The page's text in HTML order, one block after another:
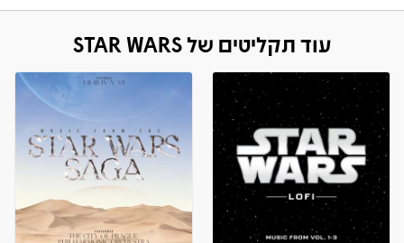
עוד תקליטים של STAR WARS